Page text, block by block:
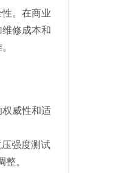
。在商业
修成本和
威性和适
强度测试
。